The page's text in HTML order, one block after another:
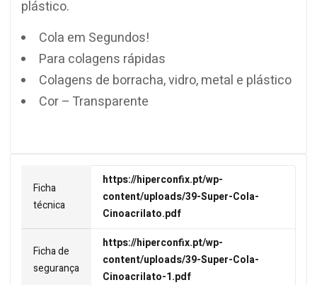
plástico.
Cola em Segundos!
Para colagens rápidas
Colagens de borracha, vidro, metal e plástico
Cor – Transparente
Ficha
técnica
https://hiperconfix.pt/wp-
content/uploads/39-Super-Cola-
Cinoacrilato.pdf
Ficha de
segurança
https://hiperconfix.pt/wp-
content/uploads/39-Super-Cola-
Cinoacrilato-1.pdf